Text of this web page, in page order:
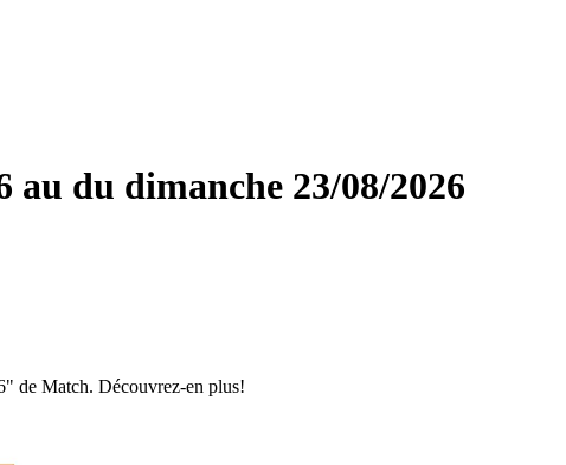
du dimanche 23/08/2026
de Match. Découvrez-en plus!